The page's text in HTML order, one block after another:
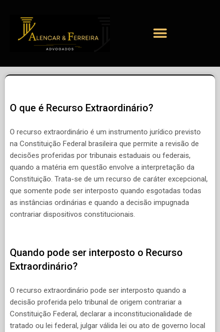
O que é Recurso Extraordinário?
O recurso extraordinário é um instrumento jurídico previsto
na Constituição Federal brasileira que permite a revisão de
decisões proferidas por tribunais estaduais ou federais,
quando a matéria em questão envolve a interpretação da
Constituição. Trata-se de um recurso de caráter excepcional,
que somente pode ser interposto quando esgotadas todas
as instâncias ordinárias e quando a decisão impugnada
contrariar dispositivos constitucionais.
Quando pode ser interposto o Recurso
Extraordinário?
O recurso extraordinário pode ser interposto quando a
decisão proferida pelo tribunal de origem contrariar a
Constituição Federal, declarar a inconstitucionalidade de
tratado ou lei federal, julgar válida lei ou ato de governo local